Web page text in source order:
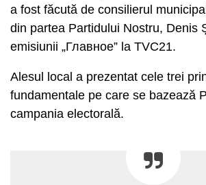
a fost făcută de consilierul
din partea Partidului Nostru, Denis
emisiunii „Главное” la TVC21.
Alesul local a prezentat cele trei
fundamentale pe care se bazează
campania electorală.